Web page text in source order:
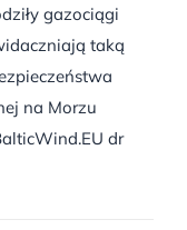
gazociągi
taką
na Morzu
dr